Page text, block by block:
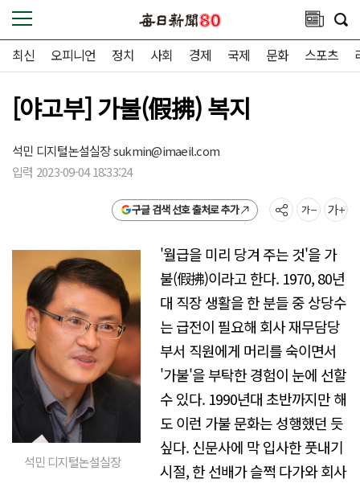
최신 오피니언 정치 사회 경제 국제 문화 스포츠
[야고부] 가불(假拂) 복지
석민 디지털논설실장sukmin@imaeil.com
입력 2023-09-04 18:33:24
구글 검색 선호 출처로 추가
석민 디지털논설실장
'월급을 미리 당겨 주는 것'을 가
불(假拂)이라고 한다. 1970, 80년
대 직장 생활을 한 분들 중 상당수
는 급전이 필요해 회사 재무담당
부서 직원에게 머리를 숙이면서
'가불'을 부탁한 경험이 눈에 선할
수 있다. 1990년대 초반까지만 해
도 이런 가불 문화는 성행했던 듯
싶다. 신문사에 막 입사한 풋내기
시절, 한 선배가 슬쩍 다가와 회사